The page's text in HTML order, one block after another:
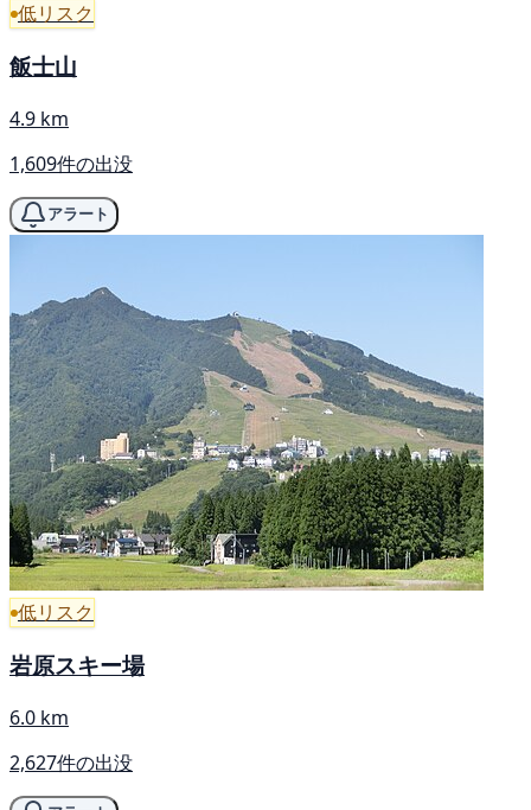
低リスク
飯士山
4.9 km
1,609件の出没
アラート
低リスク
岩原スキー場
6.0 km
2,627件の出没